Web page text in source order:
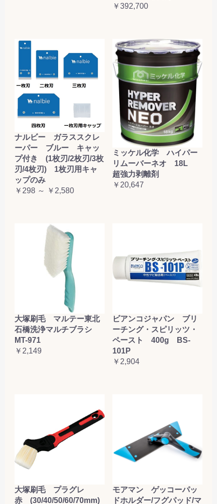
￥392,700
ナルビー ガラススクレ
ーパー ブルー キャッ
プ付き (1枚刃/2枚刃/3枚
刃/4枚刃) 1枚刃用キャ
ップのみ
￥298 ～ ￥2,580
ミッケル化学 ハイパー
リムーバーネオ 18L
超強力剥離剤
￥20,647
大塚刷毛 マルテー東北
石橋洗浄マルチブラシ
MT-971
￥2,149
ビアンコジャパン ブリ
ーチング・スピリッツ・
ペースト 400g BS-
101P
￥2,904
大塚刷毛 プラグレ
赤 (30/40/50/60/70mm)
モアマン ゲッコーパッ
ドホルダー/フグパッド/マ